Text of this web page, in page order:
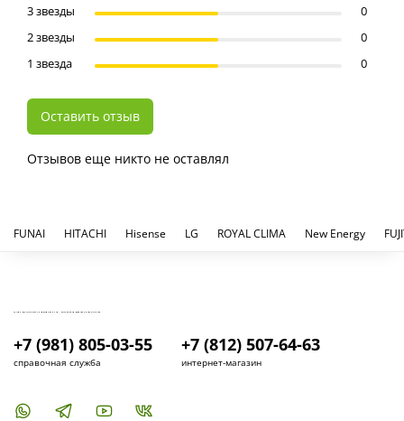
Отзывов еще никто не оставлял
3 звезды
0
2 звезды
0
1 звезда
0
Оставить отзыв
FUNAI HITACHI Hisense LG ROYAL CLIMA New Energy
+7 (981) 805-03-55
справочная служба
+7 (812) 507-64-63
интернет-магазин